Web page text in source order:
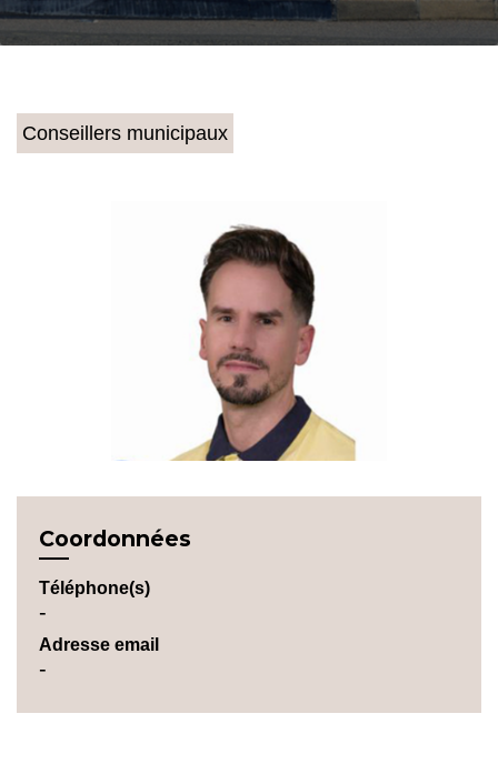
Conseillers municipaux
Coordonnées
Téléphone(s)
-
Adresse email
-